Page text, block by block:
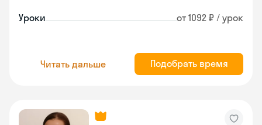
Уроки от 1092 ₽ / урок
Читать дальше Подобрать время